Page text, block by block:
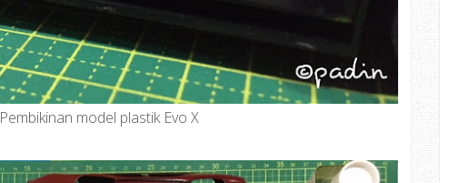
Pembikinan model plastik Evo X